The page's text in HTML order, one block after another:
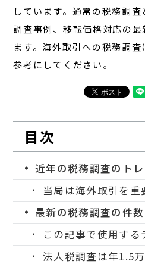
しています。通常の税務調
調査事例、移転価格対応の
ます。海外取引への税務調
参考にしてください。
目次
近年の税務調査のト
当局は海外取引を重
最新の税務調査の件
この記事で使用する
法人税調査は年1.5